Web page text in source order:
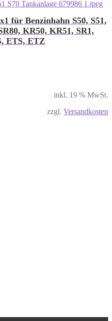
für Benzinhahn S50, S51,
KR50, KR51, SR1,
ETS, ETZ
inkl. 19 % MwSt.
zzgl. Versandkosten